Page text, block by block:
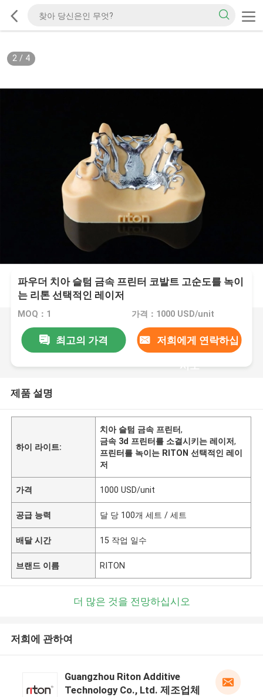
2/ 4
파우더 치아 슬텀 금속 프린터 코발트 고순도를 녹이
는 리톤 선택적인 레이저
MOQ：1 가격：1000 USD/unit
최고의 가격 저희에게 연락하십
시오
제품 설명
하이 라이트:
치아 슬텀 금속 프린터,
금속 3d 프린터를 소결시키는 레이저,
프린터를 녹이는 RITON 선택적인 레이
저
가격 1000 USD/unit
공급 능력 달 당 100개 세트 / 세트
배달 시간 15 작업 일수
브랜드 이름 RITON
더 많은 것을 전망하십시오
저희에 관하여
Guangzhou Riton Additive
Technology Co., Ltd. 제조업체